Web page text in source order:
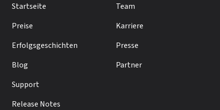
Startseite
Preise
Erfolgsgeschichten
Blog
Support
Release Notes
Team
Karriere
Presse
Partner